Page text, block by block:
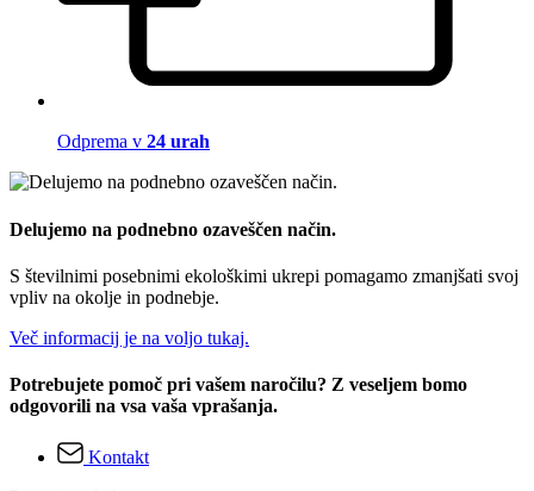
Odprema v 24 urah
Delujemo na podnebno ozaveščen način.
S številnimi posebnimi ekološkimi ukrepi pomagamo zmanjšati svoj
vpliv na okolje in podnebje.
Več informacij je na voljo tukaj.
Potrebujete pomoč pri vašem naročilu? Z veseljem bomo
odgovorili na vsa vaša vprašanja.
Kontakt